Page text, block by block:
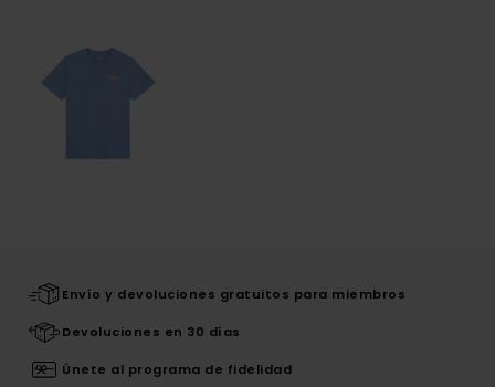
Envío y devoluciones gratuitos para miembros
Devoluciones en 30 días
Únete al programa de fidelidad